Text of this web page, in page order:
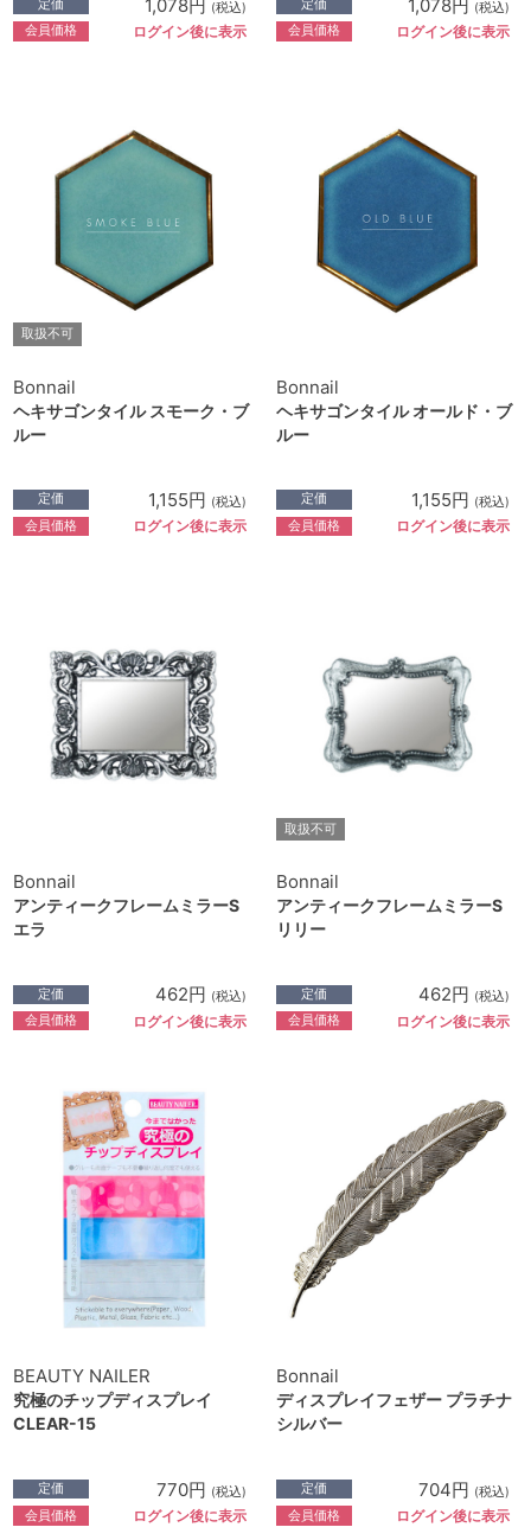
定価 1,078円 (税込)
会員価格 ログイン後に表示
定価 1,078円 (税込)
会員価格 ログイン後に表示
取扱不可
Bonnail
ヘキサゴンタイル スモーク・ブ
ルー
定価 1,155円 (税込)
会員価格 ログイン後に表示
Bonnail
ヘキサゴンタイル オールド・ブ
ルー
定価 1,155円 (税込)
会員価格 ログイン後に表示
Bonnail
アンティークフレームミラーS
エラ
定価 462円 (税込)
会員価格 ログイン後に表示
取扱不可
Bonnail
アンティークフレームミラーS
リリー
定価 462円 (税込)
会員価格 ログイン後に表示
BEAUTY NAILER
究極のチップディスプレイ
CLEAR-15
定価 770円 (税込)
会員価格 ログイン後に表示
Bonnail
ディスプレイフェザー プラチナ
シルバー
定価 704円 (税込)
会員価格 ログイン後に表示